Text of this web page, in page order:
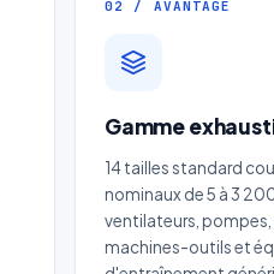
02 / AVANTAGE
Gamme
14 tailles standard
nominaux de 5 à 3
ventilateurs, pompes,
machines-outils et
Devis
Réponse sous